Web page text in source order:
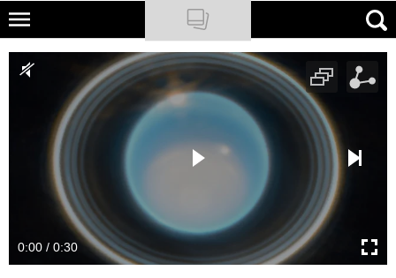
Skip
main
NATIONAL GEOGRAPHIC
TRAVELER
PODCASTY
Newsletter
Cuda Polski
0:00 / 0:30